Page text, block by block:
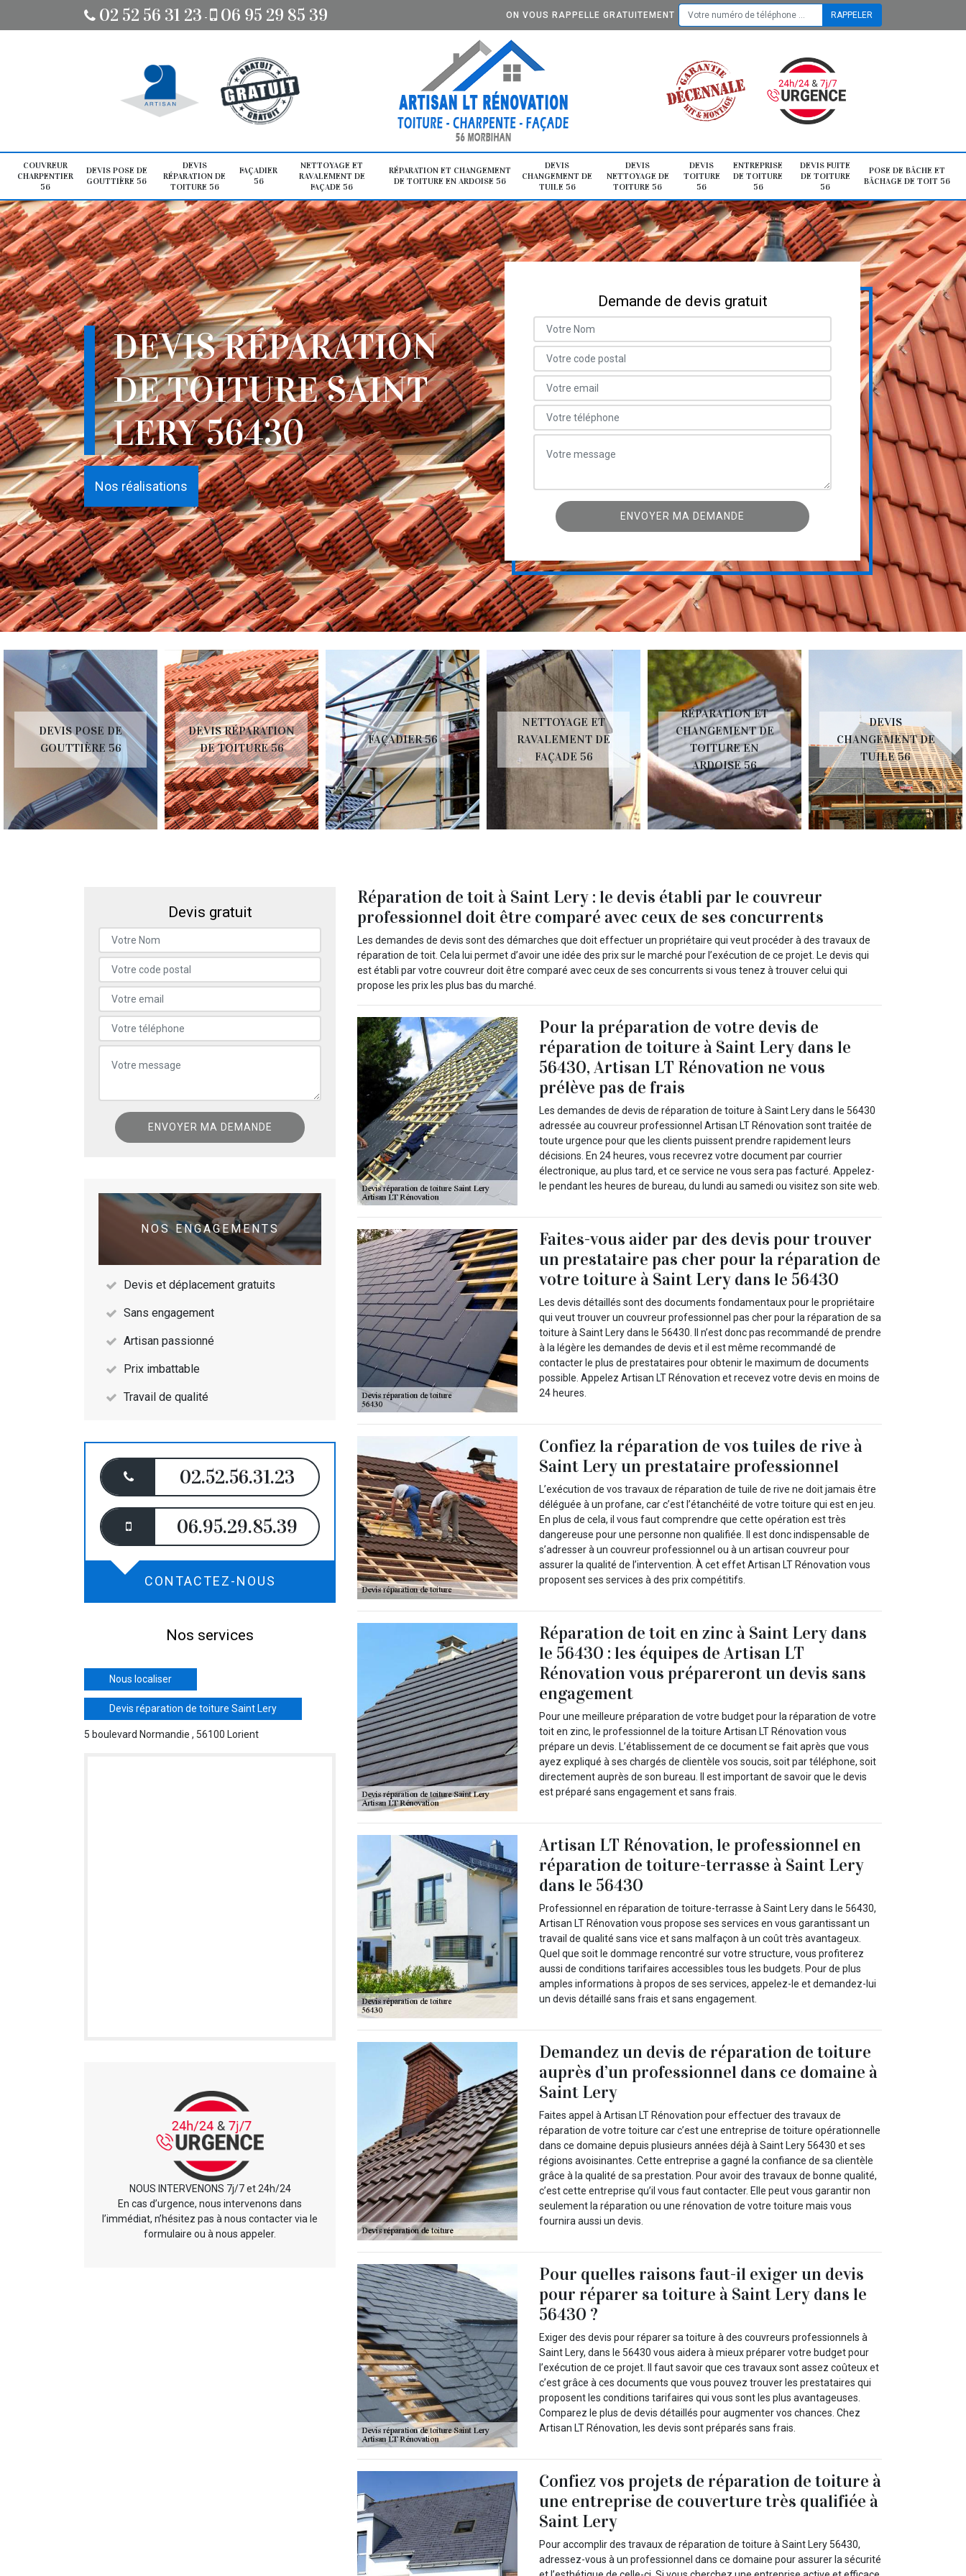
02 52 56 31 23 - 06 95 29 85 39 ON VOUS RAPPELLE GRATUITEMENT
COUVREUR
CHARPENTIER
56
DEVIS POSE DE
GOUTTIÈRE 56
DEVIS
RÉPARATION DE
TOITURE 56
FAÇADIER
56
NETTOYAGE ET
RAVALEMENT DE
FAÇADE 56
RÉPARATION ET CHANGEMENT
DE TOITURE EN ARDOISE 56
DEVIS
CHANGEMENT DE
TUILE 56
DEVIS
NETTOYAGE DE
TOITURE 56
DEVIS
TOITURE
56
ENTREPRISE
DE TOITURE
56
DEVIS FUITE
DE TOITURE
56
POSE DE BÂCHE ET
BÂCHAGE DE TOIT 56
DEVIS RÉPARATION
DE TOITURE SAINT
LERY 56430
Nos réalisations
Demande de devis gratuit
DEVIS POSE DE
GOUTTIÈRE 56
DEVIS RÉPARATION
DE TOITURE 56
FAÇADIER 56
NETTOYAGE ET
RAVALEMENT DE
FAÇADE 56
RÉPARATION ET
CHANGEMENT DE
TOITURE EN
ARDOISE 56
DEVIS
CHANGEMENT DE
TUILE 56
Devis gratuit
NOS ENGAGEMENTS
Devis et déplacement gratuits
Sans engagement
Artisan passionné
Prix imbattable
Travail de qualité
02.52.56.31.23
06.95.29.85.39
CONTACTEZ-NOUS
Nos services
Nous localiser
Devis réparation de toiture Saint Lery
5 boulevard Normandie , 56100 Lorient
NOUS INTERVENONS 7j/7 et 24h/24
En cas d’urgence, nous intervenons dans
l’immédiat, n’hésitez pas à nous contacter via le
formulaire ou à nous appeler.
Réparation de toit à Saint Lery : le devis établi par le couvreur
professionnel doit être comparé avec ceux de ses concurrents
Les demandes de devis sont des démarches que doit effectuer un propriétaire qui veut procéder à des travaux de
réparation de toit. Cela lui permet d’avoir une idée des prix sur le marché pour l’exécution de ce projet. Le devis qui
est établi par votre couvreur doit être comparé avec ceux de ses concurrents si vous tenez à trouver celui qui
propose les prix les plus bas du marché.
Pour la préparation de votre devis de
réparation de toiture à Saint Lery dans le
56430, Artisan LT Rénovation ne vous
prélève pas de frais
Les demandes de devis de réparation de toiture à Saint Lery dans le 56430
adressée au couvreur professionnel Artisan LT Rénovation sont traitée de
toute urgence pour que les clients puissent prendre rapidement leurs
décisions. En 24 heures, vous recevrez votre document par courrier
électronique, au plus tard, et ce service ne vous sera pas facturé. Appelez-
le pendant les heures de bureau, du lundi au samedi ou visitez son site web.
Faites-vous aider par des devis pour trouver
un prestataire pas cher pour la réparation de
votre toiture à Saint Lery dans le 56430
Les devis détaillés sont des documents fondamentaux pour le propriétaire
qui veut trouver un couvreur professionnel pas cher pour la réparation de sa
toiture à Saint Lery dans le 56430. Il n’est donc pas recommandé de prendre
à la légère les demandes de devis et il est même recommandé de
contacter le plus de prestataires pour obtenir le maximum de documents
possible. Appelez Artisan LT Rénovation et recevez votre devis en moins de
24 heures.
Confiez la réparation de vos tuiles de rive à
Saint Lery un prestataire professionnel
L’exécution de vos travaux de réparation de tuile de rive ne doit jamais être
déléguée à un profane, car c’est l’étanchéité de votre toiture qui est en jeu.
En plus de cela, il vous faut comprendre que cette opération est très
dangereuse pour une personne non qualifiée. Il est donc indispensable de
s’adresser à un couvreur professionnel ou à un artisan couvreur pour
assurer la qualité de l’intervention. À cet effet Artisan LT Rénovation vous
proposent ses services à des prix compétitifs.
Réparation de toit en zinc à Saint Lery dans
le 56430 : les équipes de Artisan LT
Rénovation vous prépareront un devis sans
engagement
Pour une meilleure préparation de votre budget pour la réparation de votre
toit en zinc, le professionnel de la toiture Artisan LT Rénovation vous
prépare un devis. L’établissement de ce document se fait après que vous
ayez expliqué à ses chargés de clientèle vos soucis, soit par téléphone, soit
directement auprès de son bureau. Il est important de savoir que le devis
est préparé sans engagement et sans frais.
Artisan LT Rénovation, le professionnel en
réparation de toiture-terrasse à Saint Lery
dans le 56430
Professionnel en réparation de toiture-terrasse à Saint Lery dans le 56430,
Artisan LT Rénovation vous propose ses services en vous garantissant un
travail de qualité sans vice et sans malfaçon à un coût très avantageux.
Quel que soit le dommage rencontré sur votre structure, vous profiterez
aussi de conditions tarifaires accessibles tous les budgets. Pour de plus
amples informations à propos de ses services, appelez-le et demandez-lui
un devis détaillé sans frais et sans engagement.
Demandez un devis de réparation de toiture
auprès d’un professionnel dans ce domaine à
Saint Lery
Faites appel à Artisan LT Rénovation pour effectuer des travaux de
réparation de votre toiture car c’est une entreprise de toiture opérationnelle
dans ce domaine depuis plusieurs années déjà à Saint Lery 56430 et ses
régions avoisinantes. Cette entreprise a gagné la confiance de sa clientèle
grâce à la qualité de sa prestation. Pour avoir des travaux de bonne qualité,
c’est cette entreprise qu’il vous faut contacter. Elle peut vous garantir non
seulement la réparation ou une rénovation de votre toiture mais vous
fournira aussi un devis.
Pour quelles raisons faut-il exiger un devis
pour réparer sa toiture à Saint Lery dans le
56430 ?
Exiger des devis pour réparer sa toiture à des couvreurs professionnels à
Saint Lery, dans le 56430 vous aidera à mieux préparer votre budget pour
l’exécution de ce projet. Il faut savoir que ces travaux sont assez coûteux et
c’est grâce à ces documents que vous pouvez trouver les prestataires qui
proposent les conditions tarifaires qui vous sont les plus avantageuses.
Comparez le plus de devis détaillés pour augmenter vos chances. Chez
Artisan LT Rénovation, les devis sont préparés sans frais.
Confiez vos projets de réparation de toiture à
une entreprise de couverture très qualifiée à
Saint Lery
Pour accomplir des travaux de réparation de toiture à Saint Lery 56430,
adressez-vous à un professionnel dans ce domaine pour assurer la sécurité